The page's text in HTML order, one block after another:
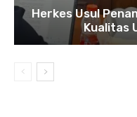
Herkes Usul
Kualitas